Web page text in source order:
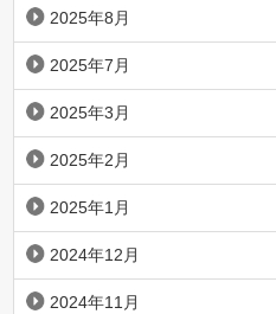
2025年8月
2025年7月
2025年3月
2025年2月
2025年1月
2024年12月
2024年11月